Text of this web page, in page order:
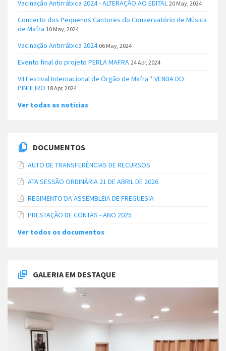
Vacinação Antirrábica 2024 - ALTERAÇÃO AO EDITAL 20 May, 2024
Concerto dos Pequenos Cantores do Conservatório de Música
de Mafra 10 May, 2024
Vacinação Antirrábica 2024 06 May, 2024
Evento final do projeto PERLA MAFRA 24 Apr, 2024
VII Festival Internacional de Órgão de Mafra * VENDA DO
PINHEIRO 18 Apr, 2024
Ver todas as noticias
DOCUMENTOS
AUTO DE TRANSFERÊNCIAS DE RECURSOS
ATA SESSÃO ORDINÁRIA 21 DE ABRIL DE 2026
REGIMENTO DA ASSEMBLEIA DE FREGUESIA
PRESTAÇÃO DE CONTAS - ANO 2025
Ver todos os documentos
GALERIA EM DESTAQUE